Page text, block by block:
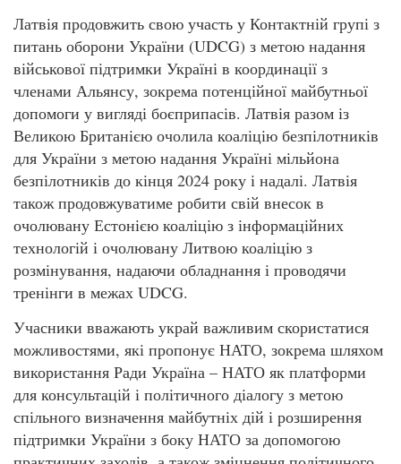
Латвія продовжить свою участь у Контактній групі з
питань оборони України (UDCG) з метою надання
військової підтримки Україні в координації з
членами Альянсу, зокрема потенційної майбутньої
допомоги у вигляді боєприпасів. Латвія разом із
Великою Британією очолила коаліцію безпілотників
для України з метою надання Україні мільйона
безпілотників до кінця 2024 року і надалі. Латвія
також продовжуватиме робити свій внесок в
очолювану Естонією коаліцію з інформаційних
технологій і очолювану Литвою коаліцію з
розмінування, надаючи обладнання і проводячи
тренінги в межах UDCG.
Учасники вважають украй важливим скористатися
можливостями, які пропонує НАТО, зокрема шляхом
використання Ради Україна – НАТО як платформи
для консультацій і політичного діалогу з метою
спільного визначення майбутніх дій і розширення
підтримки України з боку НАТО за допомогою